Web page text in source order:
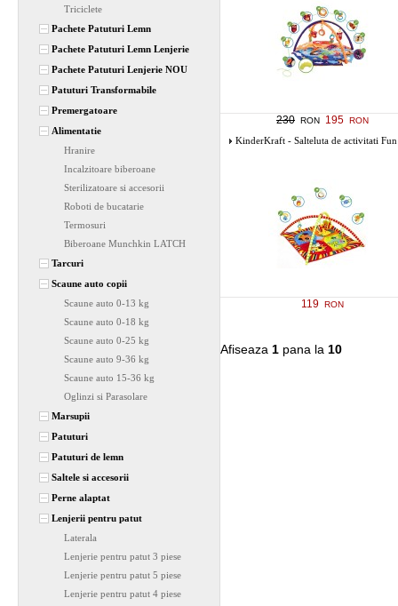
Triciclete
Pachete Patuturi Lemn
Pachete Patuturi Lemn Lenjerie
Pachete Patuturi Lenjerie NOU
Patuturi Transformabile
Premergatoare
Alimentatie
Hranire
Incalzitoare biberoane
Sterilizatoare si accesorii
Roboti de bucatarie
Termosuri
Biberoane Munchkin LATCH
Tarcuri
Scaune auto copii
Scaune auto 0-13 kg
Scaune auto 0-18 kg
Scaune auto 0-25 kg
Scaune auto 9-36 kg
Scaune auto 15-36 kg
Oglinzi si Parasolare
Marsupii
Patuturi
Patuturi de lemn
Saltele si accesorii
Perne alaptat
Lenjerii pentru patut
Laterala
Lenjerie pentru patut 3 piese
Lenjerie pentru patut 5 piese
Lenjerie pentru patut 4 piese
230 RON 195 RON
KinderKraft - Salteluta de activitati Fun
119 RON
Afiseaza 1 pana la 10